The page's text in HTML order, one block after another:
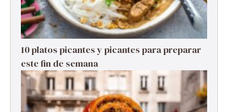
10 platos picantes y picantes para preparar
este fin de semana